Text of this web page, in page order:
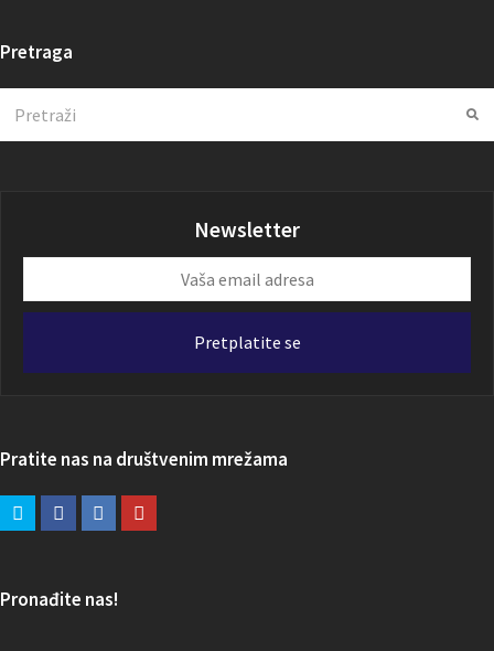
Pretraga
Newsletter
email
Pretplatite se
Pratite nas na društvenim mrežama
Pronađite nas!